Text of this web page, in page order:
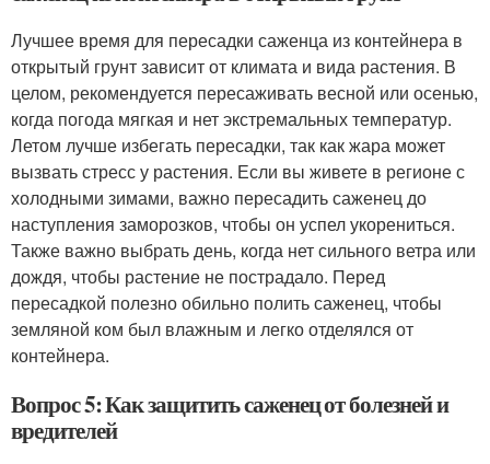
Лучшее время для пересадки саженца из контейнера в
открытый грунт зависит от климата и вида растения. В
целом, рекомендуется пересаживать весной или осенью,
когда погода мягкая и нет экстремальных температур.
Летом лучше избегать пересадки, так как жара может
вызвать стресс у растения. Если вы живете в регионе с
холодными зимами, важно пересадить саженец до
наступления заморозков, чтобы он успел укорениться.
Также важно выбрать день, когда нет сильного ветра или
дождя, чтобы растение не пострадало. Перед
пересадкой полезно обильно полить саженец, чтобы
земляной ком был влажным и легко отделялся от
контейнера.
Вопрос 5: Как защитить саженец от болезней и
вредителей